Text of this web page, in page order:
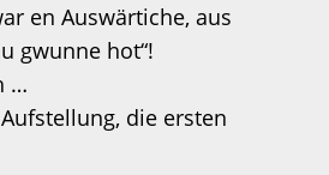
en Auswärtiche, aus
gwunne hot“!
…
die ersten